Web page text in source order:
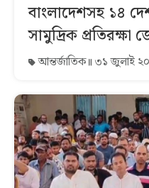
বাংলাদেশসহ ১৪
সামুদ্রিক প্রতিরক্ষা
আন্তর্জাতিক ৩১ জুলাই